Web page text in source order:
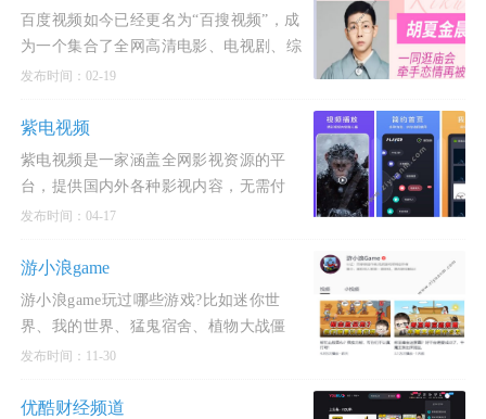
百度视频如今已经更名为“百搜视频”，成
为一个集合了全网高清电影、电视剧、综
艺节目等丰富内容的平台。
发布时间：02-19
紫电视频
紫电视频是一家涵盖全网影视资源的平
台，提供国内外各种影视内容，无需付
费、无需开通会员，即可实时同步网站上
发布时间：04-17
游小浪game
游小浪game玩过哪些游戏?比如迷你世
界、我的世界、猛鬼宿舍、植物大战僵
尸、方舟生存进化、木筏求生、吃鸡游戏
发布时间：11-30
优酷财经频道